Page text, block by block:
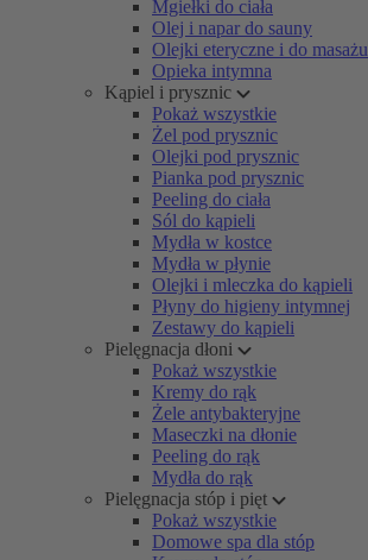
Mgiełki do ciała
Olej i napar do sauny
Olejki eteryczne i do masażu
Opieka intymna
Kąpiel i prysznic
Pokaż wszystkie
Żel pod prysznic
Olejki pod prysznic
Pianka pod prysznic
Peeling do ciała
Sól do kąpieli
Mydła w kostce
Mydła w płynie
Olejki i mleczka do kąpieli
Płyny do higieny intymnej
Zestawy do kąpieli
Pielęgnacja dłoni
Pokaż wszystkie
Kremy do rąk
Żele antybakteryjne
Maseczki na dłonie
Peeling do rąk
Mydła do rąk
Pielęgnacja stóp i pięt
Pokaż wszystkie
Domowe spa dla stóp